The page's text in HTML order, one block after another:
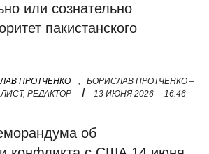
или сознательно
пакистанского
ПРОТЧЕНКО ,
БОРИСЛАВ ПРОТЧЕНКО –
РЕДАКТОР
I 13 ИЮНЯ 2026 16:46
об